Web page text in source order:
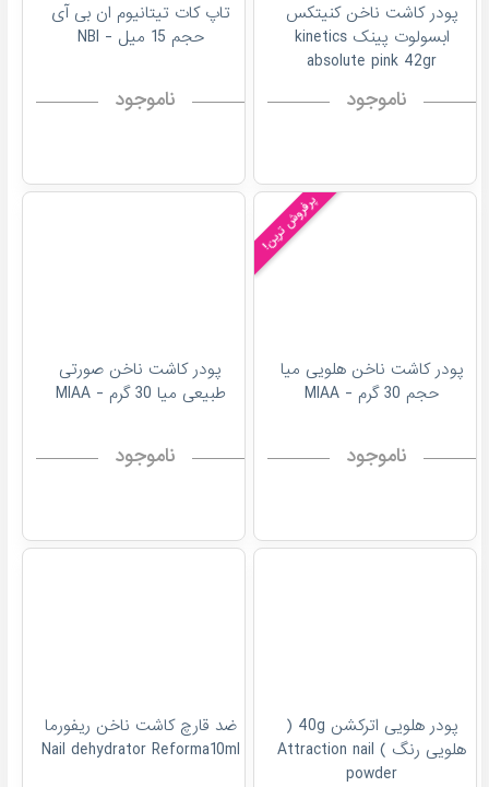
پودر کاشت ناخن کنیتکس
ابسولوت پینک kinetics
absolute pink 42gr
ناموجود
تاپ کات تیتانیوم ان بی آی
حجم 15 میل - NBI
ناموجود
پرفروش ترین!
پودر کاشت ناخن هلویی میا
حجم 30 گرم - MIAA
ناموجود
پودر کاشت ناخن صورتی
طبیعی میا 30 گرم - MIAA
ناموجود
پودر هلویی اترکشن 40g (
هلویی رنگ ) Attraction nail
powder
ضد قارچ کاشت ناخن ریفورما
Nail dehydrator Reforma10ml